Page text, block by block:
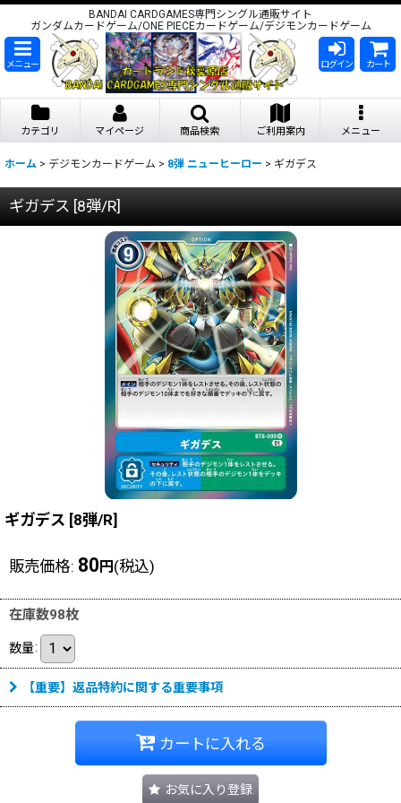
BANDAI CARDGAMES専門シングル通販サイト
ガンダムカードゲーム/ONE PIECEカードゲーム/デジモンカードゲーム
メニュー ログイン カート
カテゴリ マイページ 商品検索 ご利用案内 メニュー
ホーム > デジモンカードゲーム > 8弾 ニューヒーロー > ギガデス
ギガデス [8弾/R]
ギガデス [8弾/R]
販売価格: 80 円 (税込)
在庫数98枚
数量:
【重要】返品特約に関する重要事項
カートに入れる
お気に入り登録